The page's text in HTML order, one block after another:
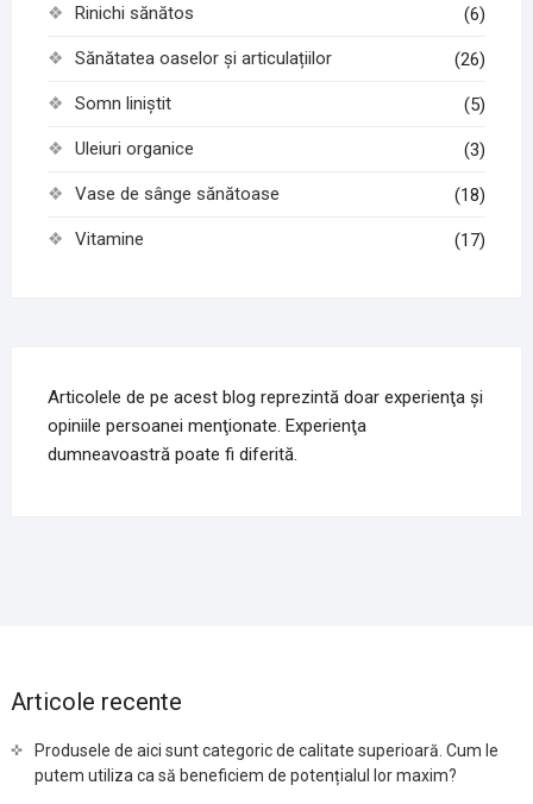
Rinichi sănătos (6)
Sănătatea oaselor și articulațiilor (26)
Somn liniștit (5)
Uleiuri organice (3)
Vase de sânge sănătoase (18)
Vitamine (17)
Articolele de pe acest blog reprezintă doar experienţa şi
opiniile persoanei menţionate. Experienţa
dumneavoastră poate fi diferită.
Articole recente
Produsele de aici sunt categoric de calitate superioară. Cum le
putem utiliza ca să beneficiem de potențialul lor maxim?